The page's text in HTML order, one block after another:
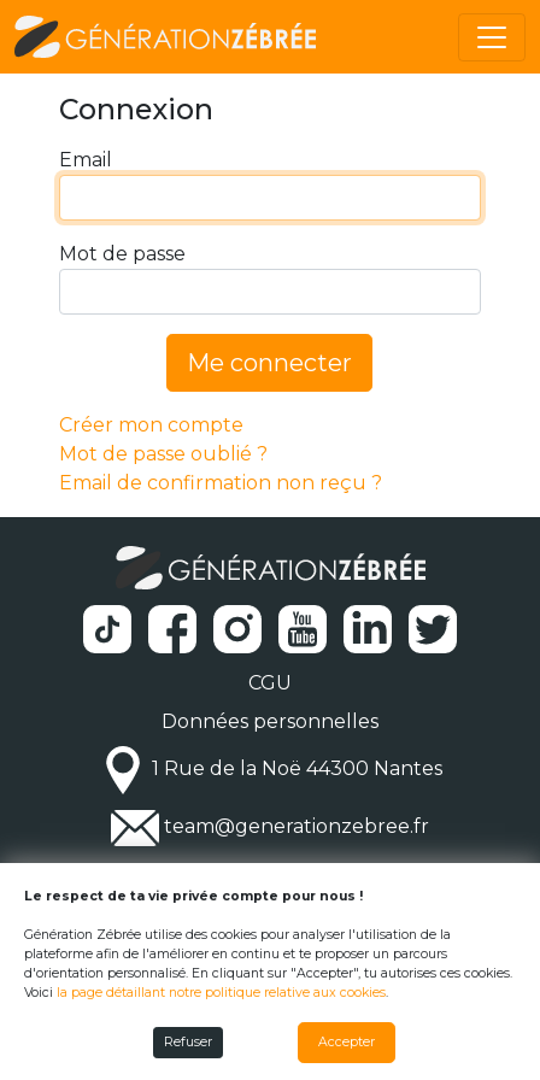
Connexion
Email
Mot de passe
Me connecter
Créer mon compte
Mot de passe oublié ?
Email de confirmation non reçu ?
CGU
Données personnelles
1 Rue de la Noë 44300 Nantes
team@generationzebree.fr
© Génération Zébrée 2026
Le respect de ta vie privée compte pour nous !
Génération Zébrée utilise des cookies pour analyser l'utilisation de la
plateforme afin de l'améliorer en continu et te proposer un parcours
d'orientation personnalisé. En cliquant sur "Accepter", tu autorises ces cookies.
Voici la page détaillant notre politique relative aux cookies.
Refuser Accepter